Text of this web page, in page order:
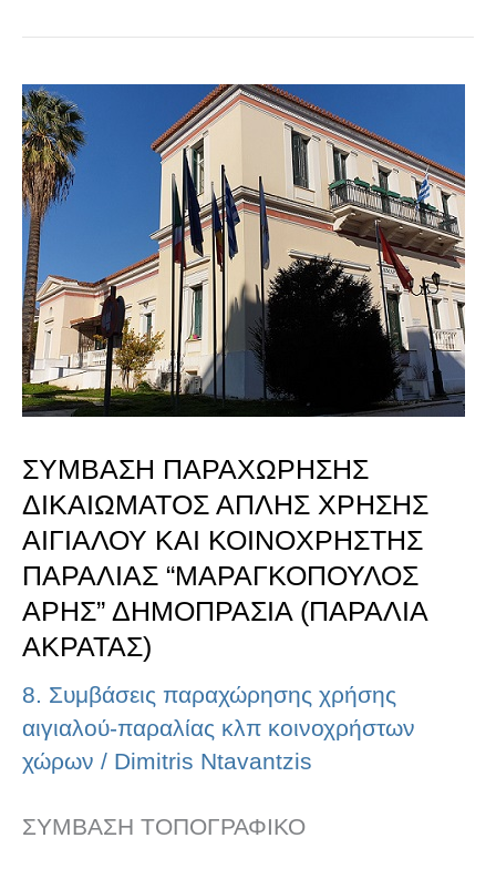
ΣΥΜΒΑΣΗ ΠΑΡΑΧΩΡΗΣΗΣ
ΔΙΚΑΙΩΜΑΤΟΣ ΑΠΛΗΣ ΧΡΗΣΗΣ
ΑΙΓΙΑΛΟΥ ΚΑΙ ΚΟΙΝΟΧΡΗΣΤΗΣ
ΠΑΡΑΛΙΑΣ “ΜΑΡΑΓΚΟΠΟΥΛΟΣ
ΑΡΗΣ” ΔΗΜΟΠΡΑΣΙΑ (ΠΑΡΑΛΙΑ
ΑΚΡΑΤΑΣ)
8. Συμβάσεις παραχώρησης χρήσης
αιγιαλού-παραλίας κλπ κοινοχρήστων
χώρων / Dimitris Ntavantzis
ΣΥΜΒΑΣΗ ΤΟΠΟΓΡΑΦΙΚΟ
ΣΥΜΒΑΣΗ
ΠΑΡΑΧΩΡΗΣΗΣ
ΔΙΚΑΙΩΜΑΤΟΣ
ΑΠΛΗΣ
ΧΡΗΣΗΣ
ΑΙΓΙΑΛΟΥ
ΚΑΙ
ΚΟΙΝΟΧΡΗΣΤΗΣ
“ΜΑΡΑΓΚΟΠΟΥΛΟΣ
ΑΡΗΣ”
ΔΗΜΟΠΡΑΣΙΑ
(ΠΑΡΑΛΙΑ
ΑΚΡΑΤΑΣ)